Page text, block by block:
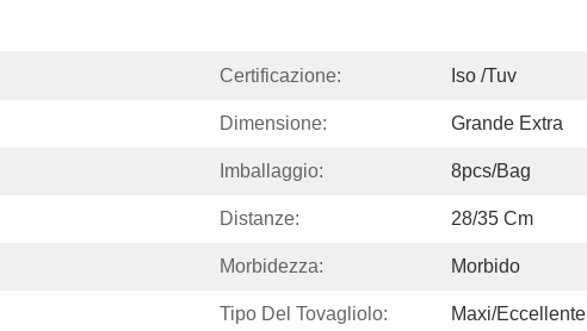
Certificazione: Iso /tuv
Dimensione: Grande Extra
Imballaggio: 8pcs/bag
Distanze: 28/35 Cm
Morbidezza: Morbido
Tipo Del Tovagliolo: Maxi/eccellente